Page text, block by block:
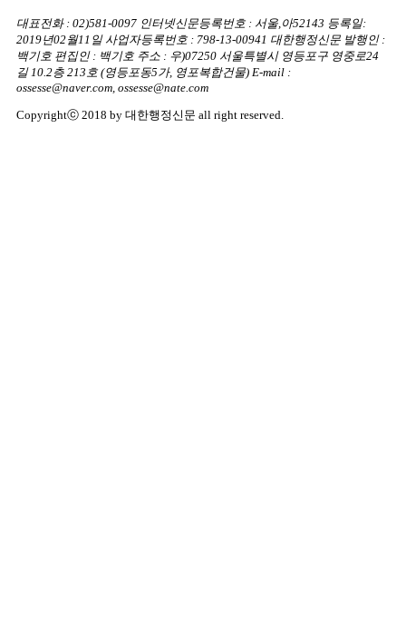
대표전화 : 02)581-0097 인터넷신문등록번호 : 서울,아52143 등록일:
2019년02월11일 사업자등록번호 : 798-13-00941 대한행정신문 발행인 :
백기호 편집인 : 백기호 주소 : 우)07250 서울특별시 영등포구 영중로24
길 10.2층 213호 (영등포동5가, 영포복합건물) E-mail :
ossesse@naver.com, ossesse@nate.com
Copyrightⓒ 2018 by 대한행정신문 all right reserved.